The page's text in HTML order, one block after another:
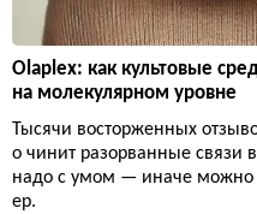
Olaplex: как культовые
на молекулярном уровне
Тысячи восторженных
о чинит разорванные связи
надо с умом — иначе можно
ер.